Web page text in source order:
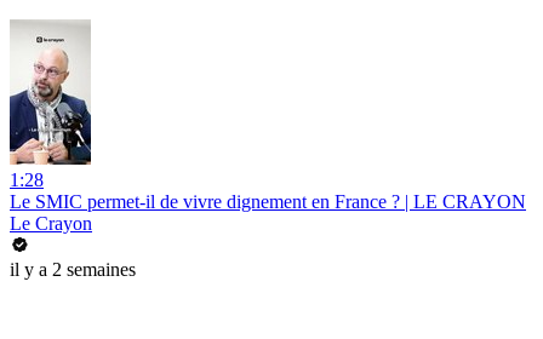
1:28
Le SMIC permet-il de vivre dignement en France ? | LE CRAYON
Le Crayon
il y a 2 semaines